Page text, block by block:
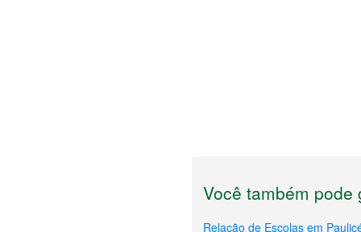
Você também pode
Relação de Escolas em